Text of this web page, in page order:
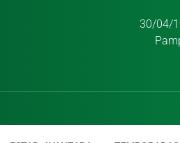
30/04/